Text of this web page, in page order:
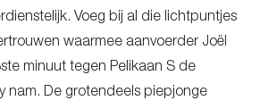
Voeg bij al die lichtpuntjes
waarmee aanvoerder Joël
minuut tegen Pelikaan S de
nam. De grotendeels piepjonge